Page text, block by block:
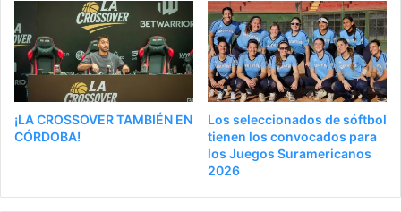
¡LA CROSSOVER TAMBIÉN EN
CÓRDOBA!
Los seleccionados de sóftbol
tienen los convocados para
los Juegos Suramericanos
2026